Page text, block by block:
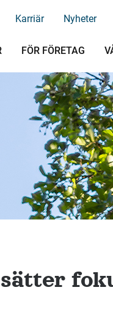
Karriär Nyheter
FÖR FÖRETAG